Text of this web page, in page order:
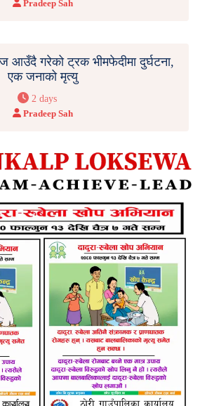
Pradeep Sah
आउँदै गरेको ट्रक भीमफेदीमा दुर्घटना,
एक जनाको मृत्यु
2 days
Pradeep Sah